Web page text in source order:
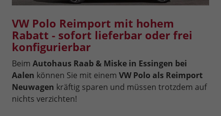
VW Polo Reimport mit hohem
Rabatt - sofort lieferbar oder frei
konfigurierbar
Beim Autohaus Raab & Miske in Essingen bei
Aalen können Sie mit einem VW Polo als Reimport
Neuwagen kräftig sparen und müssen trotzdem auf
nichts verzichten!